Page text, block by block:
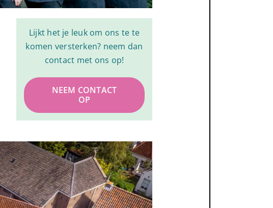
Lijkt het je leuk om ons te te
komen versterken? neem dan
contact met ons op!
NEEM CONTACT
OP